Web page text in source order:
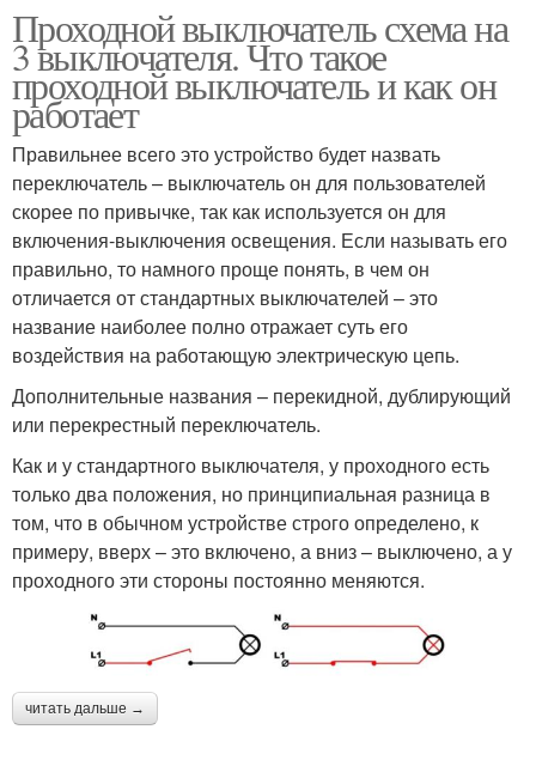
Проходной выключатель схема на
3 выключателя. Что такое
проходной выключатель и как он
работает
Правильнее всего это устройство будет назвать
переключатель – выключатель он для пользователей
скорее по привычке, так как используется он для
включения-выключения освещения. Если называть его
правильно, то намного проще понять, в чем он
отличается от стандартных выключателей – это
название наиболее полно отражает суть его
воздействия на работающую электрическую цепь.
Дополнительные названия – перекидной, дублирующий
или перекрестный переключатель.
Как и у стандартного выключателя, у проходного есть
только два положения, но принципиальная разница в
том, что в обычном устройстве строго определено, к
примеру, вверх – это включено, а вниз – выключено, а у
проходного эти стороны постоянно меняются.
читать дальше →